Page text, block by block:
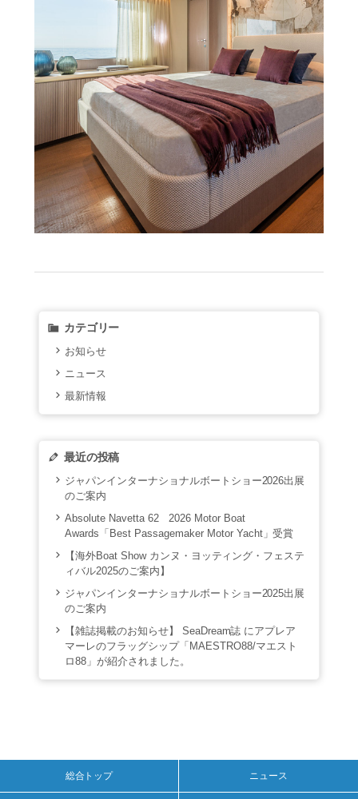
カテゴリー
お知らせ
ニュース
最新情報
最近の投稿
ジャパンインターナショナルボートショー2026出展
のご案内
Absolute Navetta 62 2026 Motor Boat
Awards「Best Passagemaker Motor Yacht」受賞
【海外Boat Show カンヌ・ヨッティング・フェステ
ィバル2025のご案内】
ジャパンインターナショナルボートショー2025出展
のご案内
【雑誌掲載のお知らせ】 SeaDream誌 にアプレア
マーレのフラッグシップ「MAESTRO88/マエスト
ロ88」が紹介されました。
総合トップ ニュース